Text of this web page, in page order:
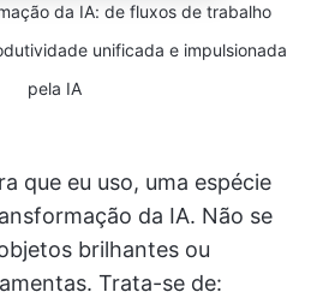
da IA: de fluxos de trabalho
unificada e impulsionada
pela IA
que eu uso, uma espécie
da IA. Não se
brilhantes ou
Trata-se de: